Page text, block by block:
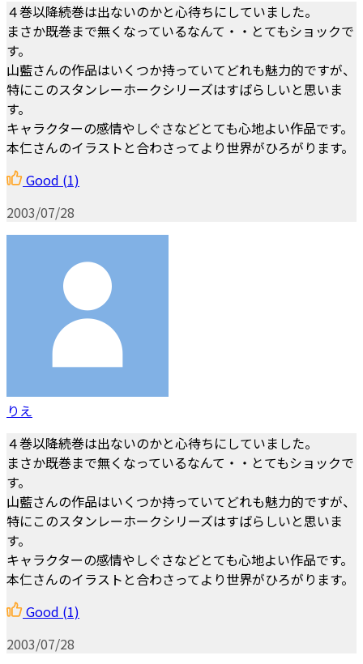
４巻以降続巻は出ないのかと心待ちにしていました。
まさか既巻まで無くなっているなんて・・とてもショックで
す。
山藍さんの作品はいくつか持っていてどれも魅力的ですが、
特にこのスタンレーホークシリーズはすばらしいと思いま
す。
キャラクターの感情やしぐさなどとても心地よい作品です。
本仁さんのイラストと合わさってより世界がひろがります。
Good (1)
2003/07/28
りえ
４巻以降続巻は出ないのかと心待ちにしていました。
まさか既巻まで無くなっているなんて・・とてもショックで
す。
山藍さんの作品はいくつか持っていてどれも魅力的ですが、
特にこのスタンレーホークシリーズはすばらしいと思いま
す。
キャラクターの感情やしぐさなどとても心地よい作品です。
本仁さんのイラストと合わさってより世界がひろがります。
Good (1)
2003/07/28